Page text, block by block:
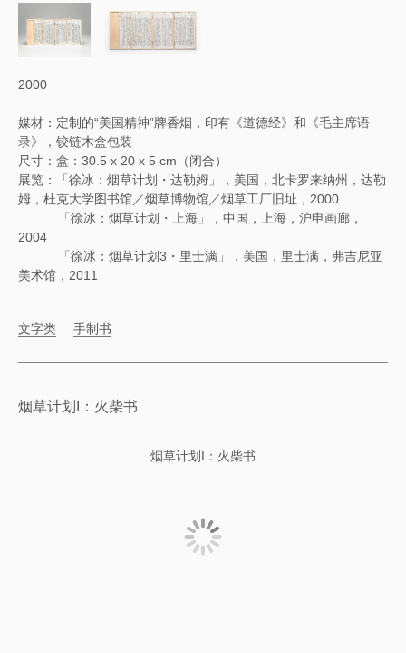
2000
媒材：定制的“美国精神”牌香烟，印有《道德经》和《毛主席语
录》，铰链木盒包装
尺寸：盒：30.5 x 20 x 5 cm（闭合）
展览：「徐冰：烟草计划・达勒姆」，美国，北卡罗来纳州，达勒
姆，杜克大学图书馆／烟草博物馆／烟草工厂旧址，2000
「徐冰：烟草计划・上海」，中国，上海，沪申画廊，
2004
「徐冰：烟草计划3・里士满」，美国，里士满，弗吉尼亚
美术馆，2011
文字类 手制书
烟草计划I：火柴书
烟草计划I：火柴书